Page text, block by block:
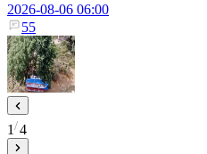
2026-08-06 06:00
55
1 4